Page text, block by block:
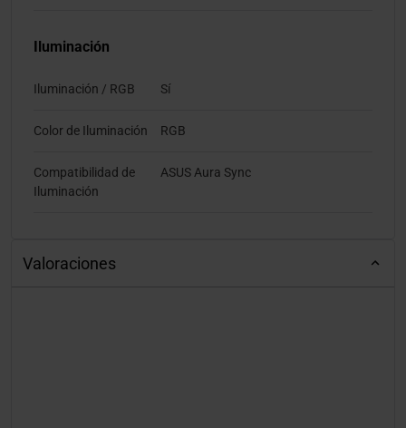
Iluminación
Iluminación / RGB Sí
Color de Iluminación RGB
Compatibilidad de
Iluminación
ASUS Aura Sync
Valoraciones